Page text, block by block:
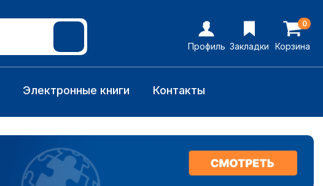
Профиль Закладки
0
Корзина
Электронные книги Контакты